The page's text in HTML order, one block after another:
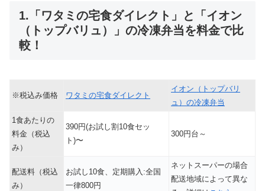
1.「ワタミの宅食ダイレクト」と「イオン
（トップバリュ）」の冷凍弁当を料金で比
較！
※税込み価格 ワタミの宅食ダイレクト
イオン（トップバリ
ュ）の冷凍弁当
1食あたりの
料金（税込
み）
390円(お試し割10食セッ
ト)〜
300円台～
配送料（税込
み）
お試し10食、定期購入:全国
一律800円
ネットスーパーの場合
配送地域によって異な